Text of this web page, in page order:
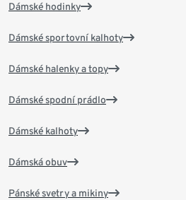
Dámské hodinky
Dámské sportovní kalhoty
Dámské halenky a topy
Dámské spodní prádlo
Dámské kalhoty
Dámská obuv
Pánské svetry a mikiny